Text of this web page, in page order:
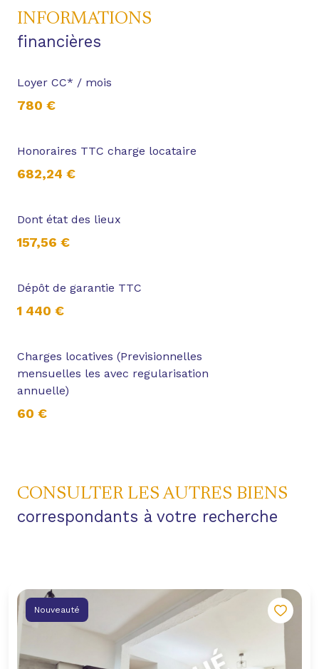
INFORMATIONS
financières
Loyer CC* / mois
780 €
Honoraires TTC charge locataire
682,24 €
Dont état des lieux
157,56 €
Dépôt de garantie TTC
1 440 €
Charges locatives (Previsionnelles
mensuelles les avec regularisation
annuelle)
60 €
CONSULTER LES AUTRES BIENS
correspondants à votre recherche
Nouveauté